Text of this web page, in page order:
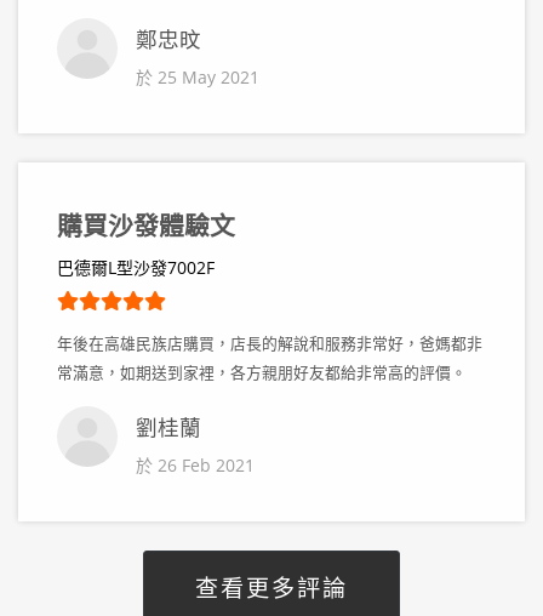
鄭忠旼
於 25 May 2021
購買沙發體驗文
巴德爾L型沙發7002F
年後在高雄民族店購買，店長的解說和服務非常好，爸媽都非
常滿意，如期送到家裡，各方親朋好友都給非常高的評價。
劉桂蘭
於 26 Feb 2021
查看更多評論